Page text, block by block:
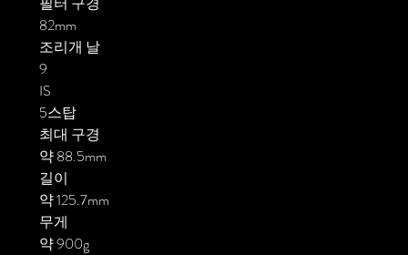
82mm
조리개 날
9
IS
5스탑
최대 구경
약 88.5mm
길이
약 125.7mm
무게
약 900g